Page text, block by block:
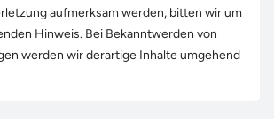
aufmerksam werden, bitten wir um
Hinweis. Bei Bekanntwerden von
werden wir derartige Inhalte umgehend